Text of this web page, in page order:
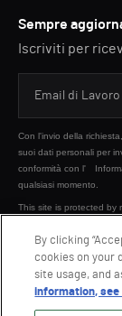
Sempre
Iscriviti per
Con l'invio della
suoi dati personali per
conformità con l'
qualsiasi momento.
This site is protected by
By clicking
cookies on your
site usage, and
information,